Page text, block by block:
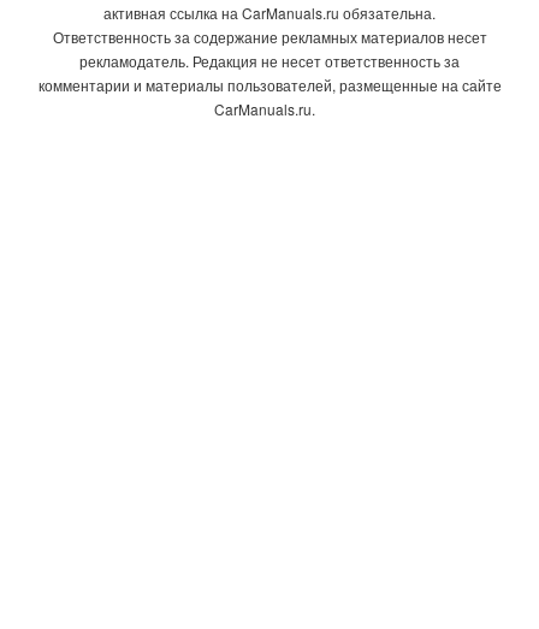
активная ссылка на CarManuals.ru обязательна.
Ответственность за содержание рекламных материалов несет
рекламодатель. Редакция не несет ответственность за
комментарии и материалы пользователей, размещенные на сайте
CarManuals.ru.